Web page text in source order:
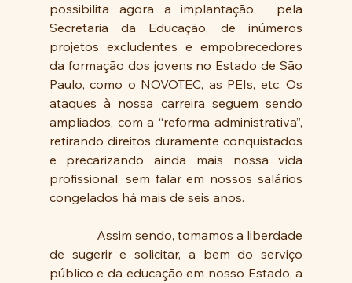
possibilita agora a implantação,  pela
Secretaria da Educação, de inúmeros
projetos excludentes e empobrecedores
da formação dos jovens no Estado de São
Paulo, como o NOVOTEC, as PEIs, etc. Os
ataques à nossa carreira seguem sendo
ampliados, com a “reforma administrativa”,
retirando direitos duramente conquistados
e precarizando ainda mais nossa vida
profissional, sem falar em nossos salários
congelados há mais de seis anos.
de sugerir e solicitar, a bem do serviço
público e da educação em nosso Estado, a